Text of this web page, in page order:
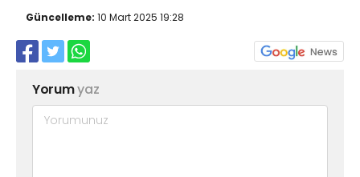
Güncelleme: 10 Mart 2025 19:28
Yorumyaz